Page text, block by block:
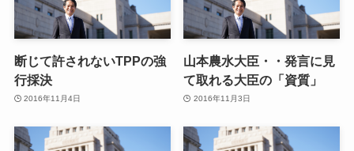
断じて許されないTPPの強
行採決
2016年11月4日
山本農水大臣・・発言に見
て取れる大臣の「資質」
2016年11月3日